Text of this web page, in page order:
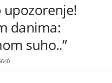
upozorenje!
danima:
suho..”